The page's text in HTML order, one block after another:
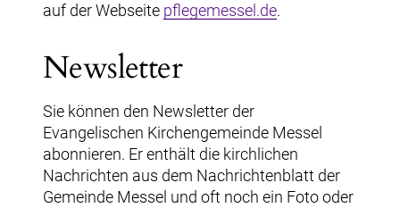
auf der Webseite pflegemessel.de.
Newsletter
Sie können den Newsletter der
Evangelischen Kirchengemeinde Messel
abonnieren. Er enthält die kirchlichen
Nachrichten aus dem Nachrichtenblatt der
Gemeinde Messel und oft noch ein Foto oder